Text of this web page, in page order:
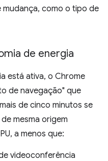
como o tipo de
de energia
está ativa, o Chrome
de navegação" que
de cinco minutos se
mesma origem
a menos que:
videoconferência